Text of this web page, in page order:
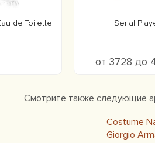
de Toilette Serial
от 3728 до
Смотрите также следующие
Costume
Giorgio